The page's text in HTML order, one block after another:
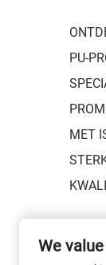
PU-
MET
We